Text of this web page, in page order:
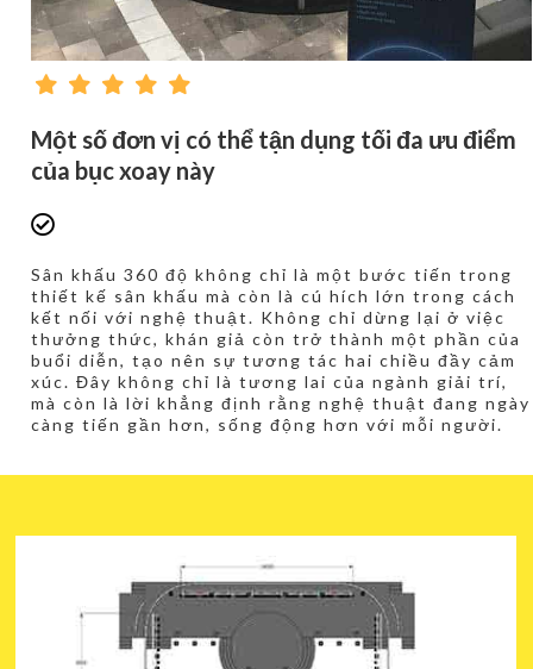
Một số đơn vị có thể tận dụng tối đa ưu điểm
của bục xoay này
Sân khấu 360 độ không chỉ là một bước tiến trong
thiết kế sân khấu mà còn là cú hích lớn trong cách
kết nối với nghệ thuật. Không chỉ dừng lại ở việc
thưởng thức, khán giả còn trở thành một phần của
buổi diễn, tạo nên sự tương tác hai chiều đầy cảm
xúc. Đây không chỉ là tương lai của ngành giải trí,
mà còn là lời khẳng định rằng nghệ thuật đang ngày
càng tiến gần hơn, sống động hơn với mỗi người.